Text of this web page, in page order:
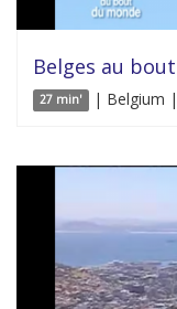
Belges au
27 min' | Belgium |